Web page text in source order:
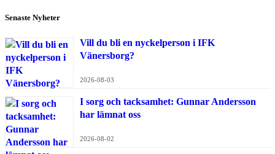
Senaste Nyheter
Vill du bli en nyckelperson i IFK
Vänersborg?
2026-08-03
I sorg och tacksamhet: Gunnar Andersson
har lämnat oss
2026-08-02